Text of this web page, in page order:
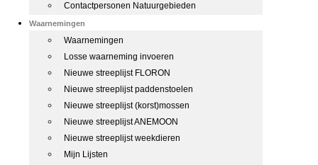
Contactpersonen Natuurgebieden
Waarnemingen
Waarnemingen
Losse waarneming invoeren
Nieuwe streeplijst FLORON
Nieuwe streeplijst paddenstoelen
Nieuwe streeplijst (korst)mossen
Nieuwe streeplijst ANEMOON
Nieuwe streeplijst weekdieren
Mijn Lijsten